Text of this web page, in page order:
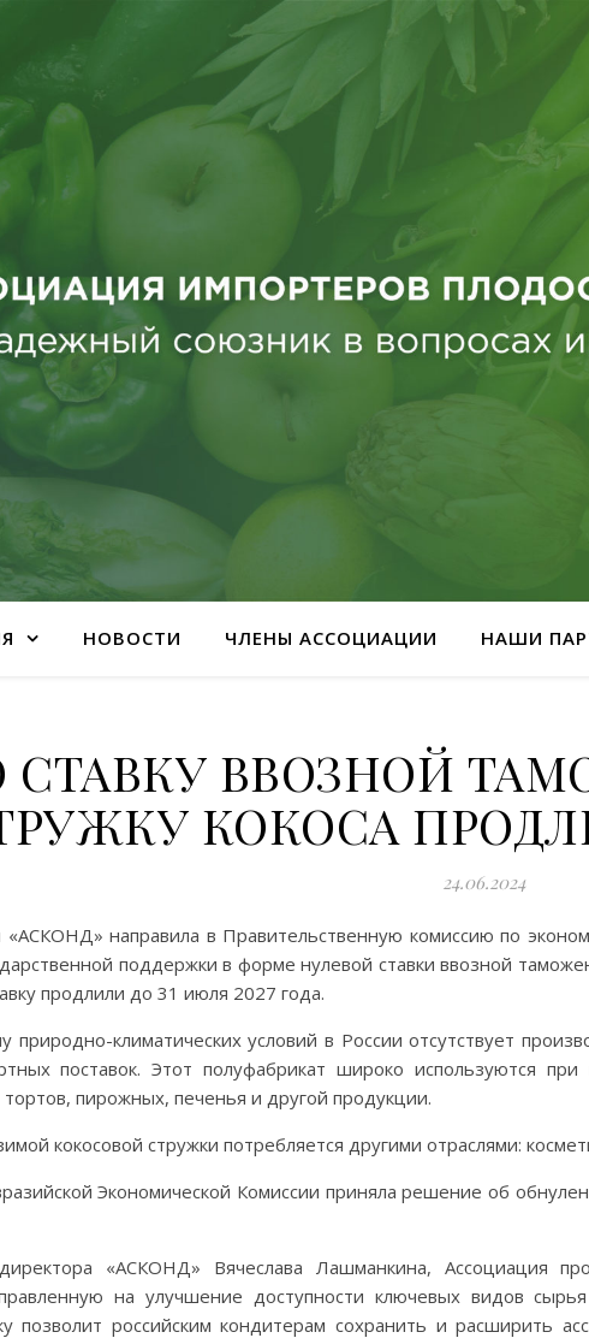
НОВОСТИ ЧЛЕНЫ АССОЦИАЦИИ НАШИ
СТАВКУ ВВОЗНОЙ
КОКОСА
24.06.2024
направила в Правительственную комиссию по
поддержки в форме нулевой ставки ввозной
продлили до 31 июля 2027 года.
природно-климатических условий в России отсутствует
поставок. Этот полуфабрикат широко используются
пирожных, печенья и другой продукции.
кокосовой стружки потребляется другими отраслями:
Экономической Комиссии приняла решение об
«АСКОНД» Вячеслава Лашманкина, Ассоциация
на улучшение доступности ключевых видов
позволит российским кондитерам сохранить и расширить